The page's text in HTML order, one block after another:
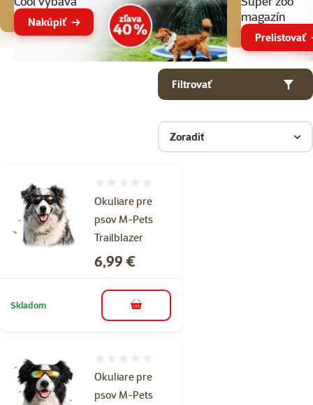
Nakúpiť
magazín
Prelistovať
Filtrovať
Zoradiť
Produkty v kategorii Okuliare pre psy
Okuliare pre
psov M-Pets
Trailblazer
Cena
6,99 €
Skladom do košíka
Okuliare pre
psov M-Pets